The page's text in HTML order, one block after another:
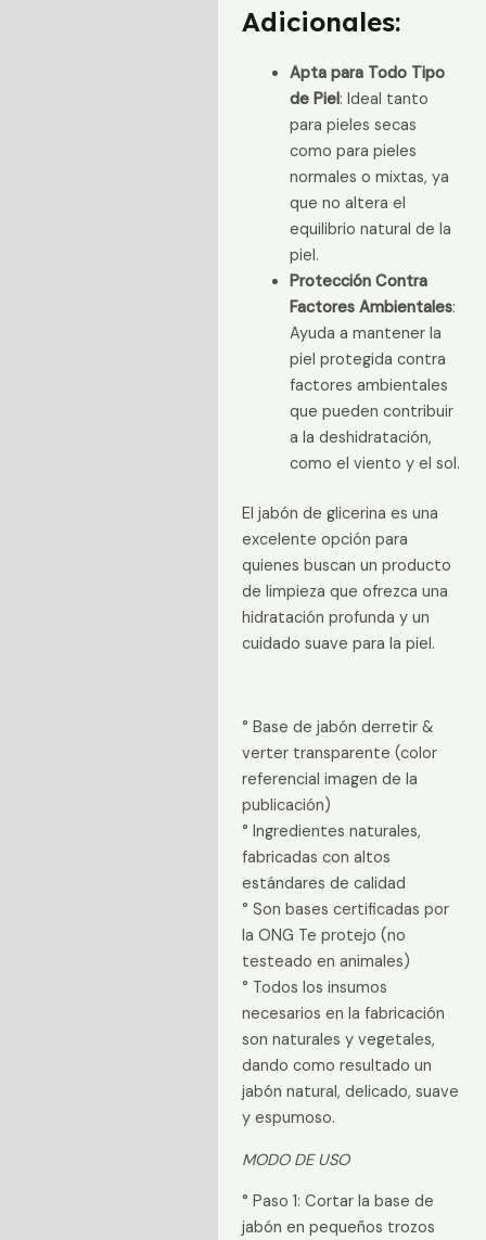
Adicionales:
Apta para Todo Tipo
de Piel: Ideal tanto
para pieles secas
como para pieles
normales o mixtas, ya
que no altera el
equilibrio natural de la
piel.
Protección Contra
Factores Ambientales:
Ayuda a mantener la
piel protegida contra
factores ambientales
que pueden contribuir
a la deshidratación,
como el viento y el sol.
El jabón de glicerina es una
excelente opción para
quienes buscan un producto
de limpieza que ofrezca una
hidratación profunda y un
cuidado suave para la piel.
° Base de jabón derretir &
verter transparente (color
referencial imagen de la
publicación)
° Ingredientes naturales,
fabricadas con altos
estándares de calidad
° Son bases certificadas por
la ONG Te protejo (no
testeado en animales)
° Todos los insumos
necesarios en la fabricación
son naturales y vegetales,
dando como resultado un
jabón natural, delicado, suave
y espumoso.
MODO DE USO
° Paso 1: Cortar la base de
jabón en pequeños trozos